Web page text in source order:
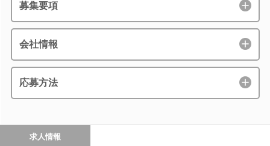
募集要項
会社情報
応募方法
求人情報